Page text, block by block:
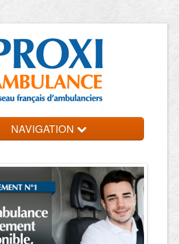
NAVIGATION